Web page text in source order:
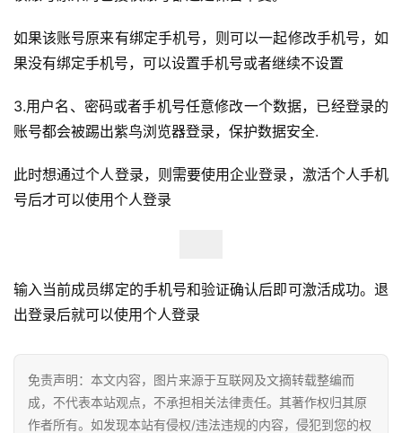
全
球
店
跨
境
如果该账号原来有绑定手机号，则可以一起修改手机号，如
果没有绑定手机号，可以设置手机号或者继续不设置
3.用户名、密码或者手机号任意修改一个数据，已经登录的
账号都会被踢出紫鸟浏览器登录，保护数据安全.
此时想通过个人登录，则需要使用企业登录，激活个人手机
号后才可以使用个人登录
输入当前成员绑定的手机号和验证确认后即可激活成功。退
出登录后就可以使用个人登录
免责声明：本文内容，图片来源于互联网及文摘转载整编而
成，不代表本站观点，不承担相关法律责任。其著作权归其原
作者所有。如发现本站有侵权/违法违规的内容，侵犯到您的权